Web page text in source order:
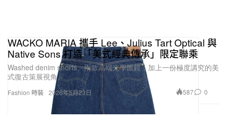
Fashion 時裝
WACKO MARIA 攜手 Lee、Julius Tart Optical 與
Native Sons 打造「美式經典傳承」限定聯乘
Washed denim shorts、兩款高端光學眼鏡，加上一份極度講究的美
式復古策展視角。
2026年5月23日 587 0